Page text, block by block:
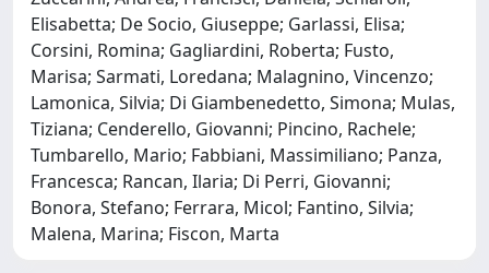
Elisabetta; De Socio, Giuseppe; Garlassi, Elisa;
Corsini, Romina; Gagliardini, Roberta; Fusto,
Marisa; Sarmati, Loredana; Malagnino, Vincenzo;
Lamonica, Silvia; Di Giambenedetto, Simona; Mulas,
Tiziana; Cenderello, Giovanni; Pincino, Rachele;
Tumbarello, Mario; Fabbiani, Massimiliano; Panza,
Francesca; Rancan, Ilaria; Di Perri, Giovanni;
Bonora, Stefano; Ferrara, Micol; Fantino, Silvia;
Malena, Marina; Fiscon, Marta